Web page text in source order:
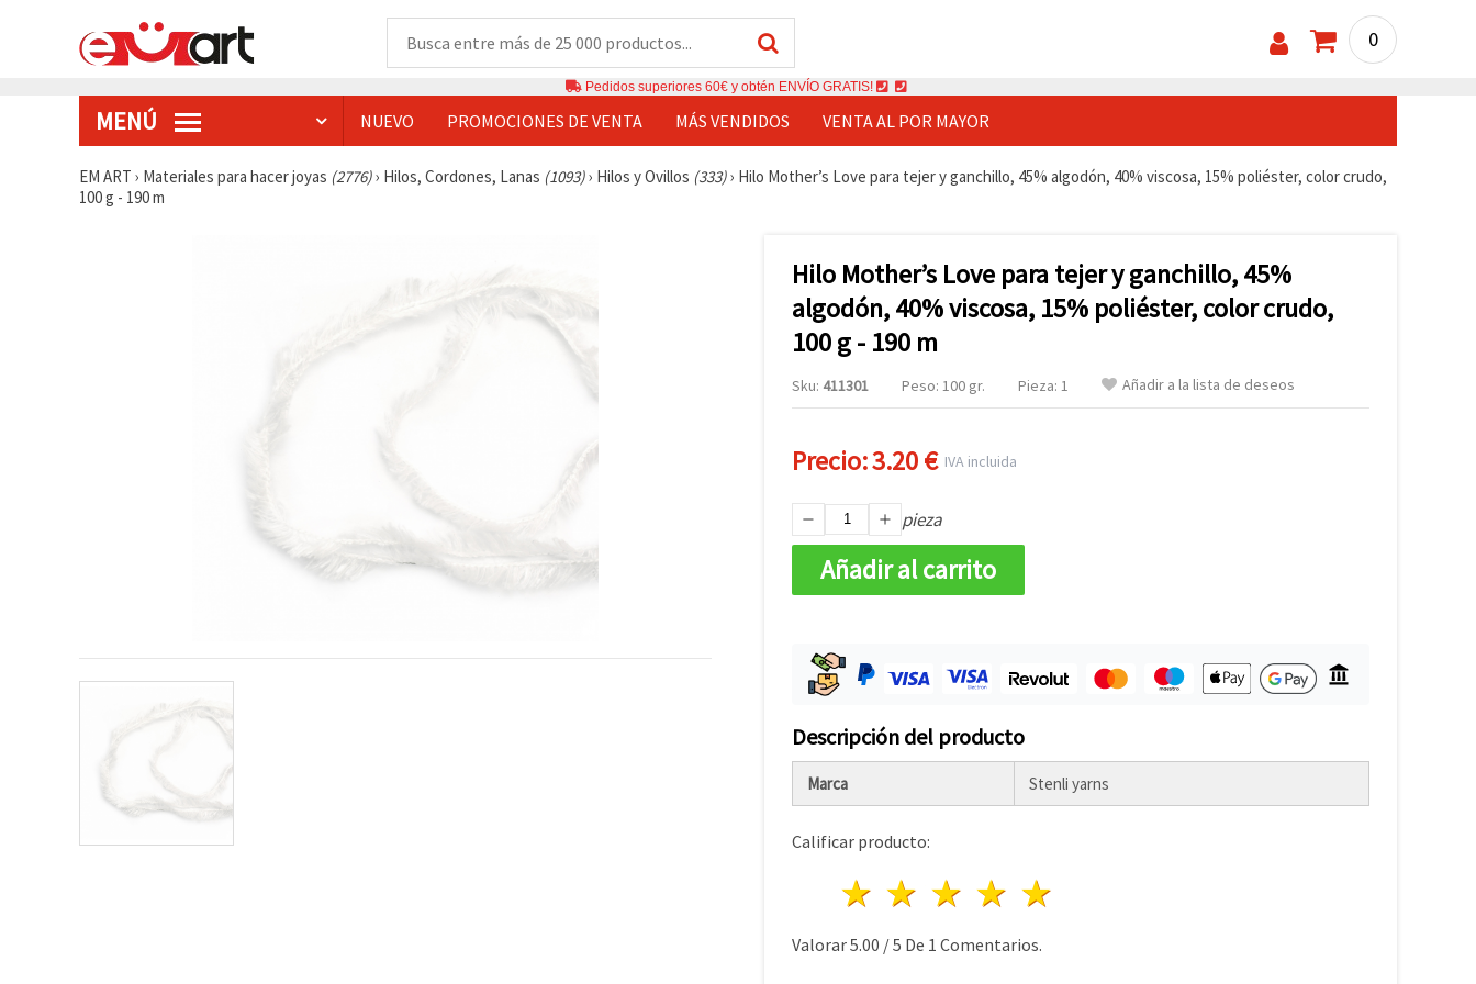
0
Pedidos superiores 60€ y obtén ENVÍO GRATIS!
MENÚ NUEVO PROMOCIONES DE VENTA MÁS VENDIDOS VENTA AL POR MAYOR
EM ART › Materiales para hacer joyas (2776)› Hilos, Cordones, Lanas (1093)› Hilos y Ovillos (333)› Hilo Mother’s Love para tejer y ganchillo, 45% algodón, 40% viscosa, 15% poliéster, color crudo,
100 g - 190 m
Hilo Mother’s Love para tejer y ganchillo, 45%
algodón, 40% viscosa, 15% poliéster, color crudo,
100 g - 190 m
Sku: 411301 Peso: 100 gr. Pieza: 1 Añadir a la lista de deseos
Precio:3.20 €IVA incluida
pieza
Añadir al carrito
Descripción del producto
Marca Stenli yarns
Calificar producto:
4 estrellas
3 estrellas
2 estrellas
1 estrella
Valorar5.00 /5 De 1 Comentarios.